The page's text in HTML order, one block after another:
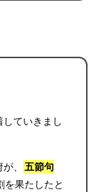
ていきまし
、
五節句
を果たしたと